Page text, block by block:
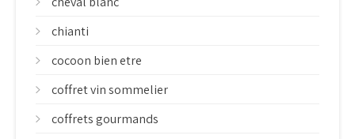
chianti
cocoon bien etre
coffret vin sommelier
coffrets gourmands